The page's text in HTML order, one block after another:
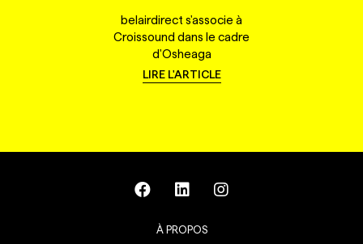
belairdirect s'associe à
Croissound dans le cadre
d'Osheaga
LIRE L'ARTICLE
À PROPOS